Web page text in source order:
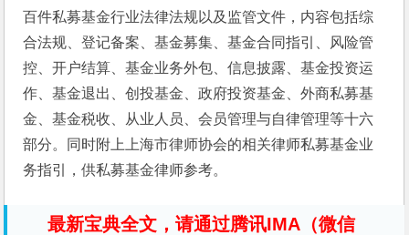
百件私募基金行业法律法规以及监管文件，内容包括综
合法规、登记备案、基金募集、基金合同指引、风险管
控、开户结算、基金业务外包、信息披露、基金投资运
作、基金退出、创投基金、政府投资基金、外商私募基
金、基金税收、从业人员、会员管理与自律管理等十六
部分。同时附上上海市律师协会的相关律师私募基金业
务指引，供私募基金律师参考。
最新宝典全文，请通过腾讯IMA（微信